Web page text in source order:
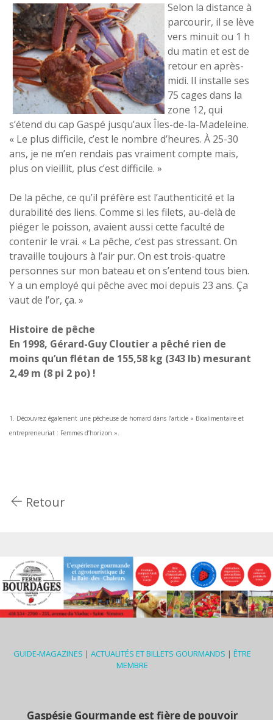
Selon la distance à
parcourir, il se lève
vers minuit ou 1 h
du matin et est de
retour en après-
midi. Il installe ses
75 cages dans la
zone 12, qui
s’étend du cap Gaspé jusqu’aux Îles-de-la-Madeleine.
« Le plus difficile, c’est le nombre d’heures. À 25-30
ans, je ne m’en rendais pas vraiment compte mais,
plus on vieillit, plus c’est difficile. »
De la pêche, ce qu’il préfère est l’authenticité et la
durabilité des liens. Comme si les filets, au-delà de
piéger le poisson, avaient aussi cette faculté de
contenir le vrai. « La pêche, c’est pas stressant. On
travaille toujours à l’air pur. On est trois-quatre
personnes sur mon bateau et on s’entend tous bien.
Y a un employé qui pêche avec moi depuis 23 ans. Ça
vaut de l’or, ça. »
Histoire de pêche
En 1998, Gérard-Guy Cloutier a pêché rien de
moins qu’un flétan de 155,58 kg (343 lb) mesurant
2,49 m (8 pi 2 po) !
1. Découvrez également une pêcheuse de homard dans l’article « Bioalimentaire et
entrepreneuriat : Femmes d’horizon ».
Retour
GUIDE-MAGAZINES | ACTUALITÉS ET BILLETS GOURMANDS | ÊTRE
MEMBRE
Gaspésie Gourmande est fière de pouvoir